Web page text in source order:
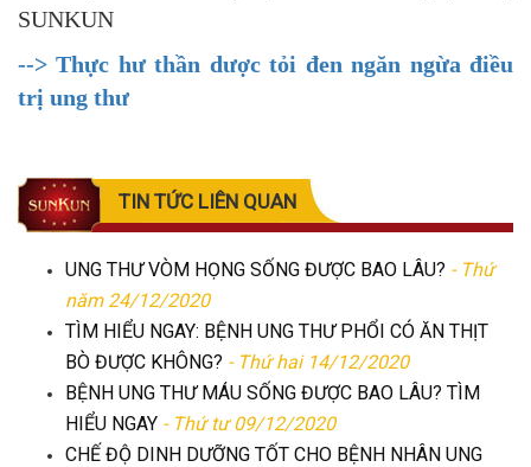
SUNKUN
--> Thực hư thần dược tỏi đen ngăn ngừa điều
trị ung thư
TIN TỨC LIÊN QUAN
UNG THƯ VÒM HỌNG SỐNG ĐƯỢC BAO LÂU? - Thứ
năm 24/12/2020
TÌM HIỂU NGAY: BỆNH UNG THƯ PHỔI CÓ ĂN THỊT
BÒ ĐƯỢC KHÔNG? - Thứ hai 14/12/2020
BỆNH UNG THƯ MÁU SỐNG ĐƯỢC BAO LÂU? TÌM
HIỂU NGAY - Thứ tư 09/12/2020
CHẾ ĐỘ DINH DƯỠNG TỐT CHO BỆNH NHÂN UNG